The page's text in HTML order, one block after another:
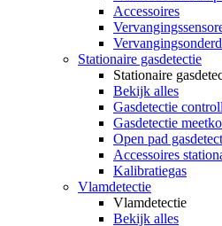
Accessoires
Stationaire gasdetectie
Stationaire
Bekijk alles
Gasdetectie
Gasdetectie
Open pad
Accessoires
Kalibratiegas
Vlamdetectie
Vlamdetectie
Bekijk alles